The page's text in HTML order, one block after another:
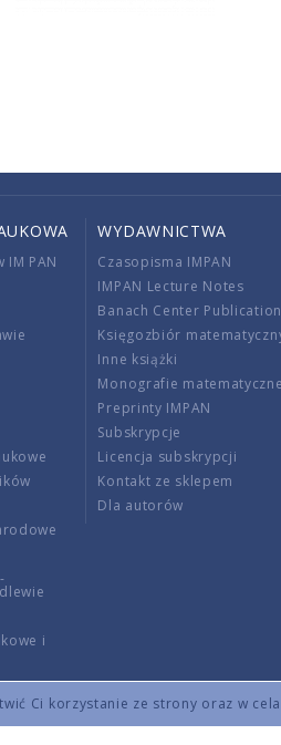
Ci korzystanie ze strony oraz w
IM PAN
i
WYDAWNICTWA
Czasopisma IMPAN
IMPAN Lecture Notes
Banach Center
Księgozbiór
Inne książki
Monografie matematyczne
Preprinty IMPAN
Subskrypcje
Licencja subskrypcji
Kontakt ze sklepem
Dla autorów